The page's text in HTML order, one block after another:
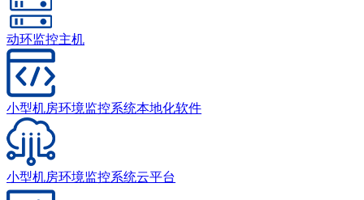
动环监控主机
小型机房环境监控系统本地化软件
小型机房环境监控系统云平台